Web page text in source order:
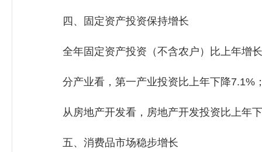
四、固定资产投资保持增长
全年固定资产投资（不含农户）比上年增
分产业看，第一产业投资比上年下降7.1%
从房地产开发看，房地产开发投资比上年下
五、消费品市场稳步增长